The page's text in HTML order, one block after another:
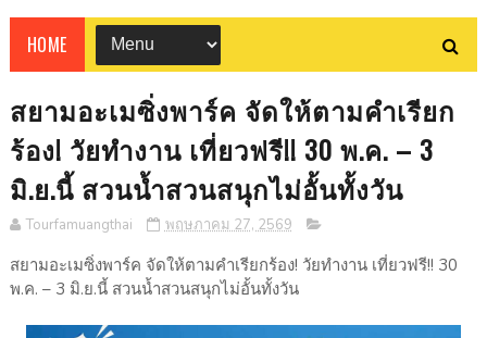
HOME
สยามอะเมซิ่งพาร์ค จัดให้ตามคำเรียก
ร้อง! วัยทำงาน เที่ยวฟรี!! 30 พ.ค. – 3
มิ.ย.นี้ สวนน้ำสวนสนุกไม่อั้นทั้งวัน
Tourfamuangthai พฤษภาคม 27, 2569
สยามอะเมซิ่งพาร์ค จัดให้ตามคำเรียกร้อง! วัยทำงาน เที่ยวฟรี!! 30
พ.ค. – 3 มิ.ย.นี้ สวนน้ำสวนสนุกไม่อั้นทั้งวัน